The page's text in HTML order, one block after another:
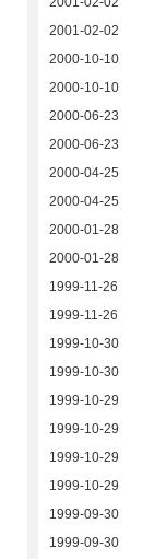
2001-02-02
2000-10-10
2000-10-10
2000-06-23
2000-06-23
2000-04-25
2000-04-25
2000-01-28
2000-01-28
1999-11-26
1999-11-26
1999-10-30
1999-10-30
1999-10-29
1999-10-29
1999-10-29
1999-10-29
1999-09-30
1999-09-30